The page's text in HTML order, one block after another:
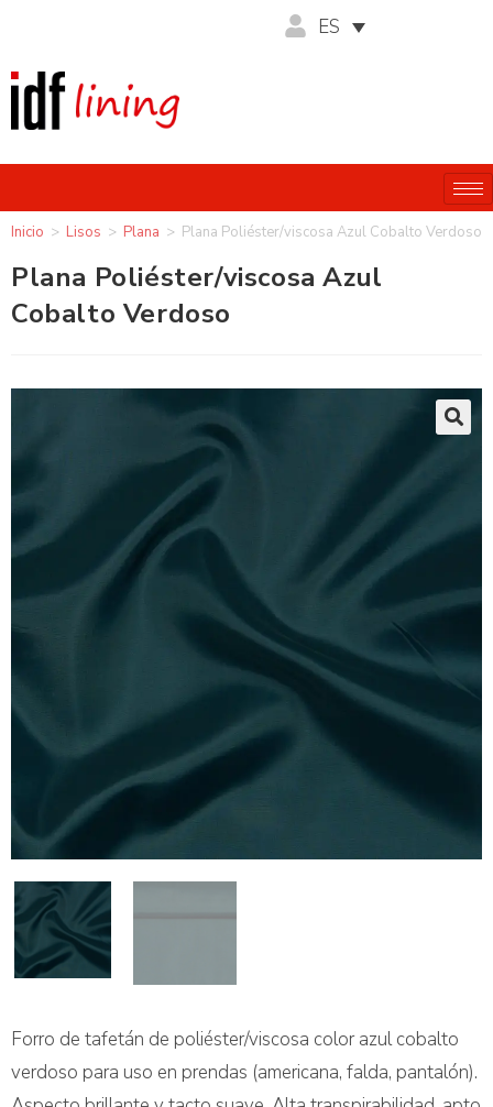
ES
Inicio > Lisos > Plana > Plana Poliéster/viscosa Azul Cobalto Verdoso
Plana Poliéster/viscosa Azul
Cobalto Verdoso
Forro de tafetán de poliéster/viscosa color azul cobalto
verdoso para uso en prendas (americana, falda, pantalón).